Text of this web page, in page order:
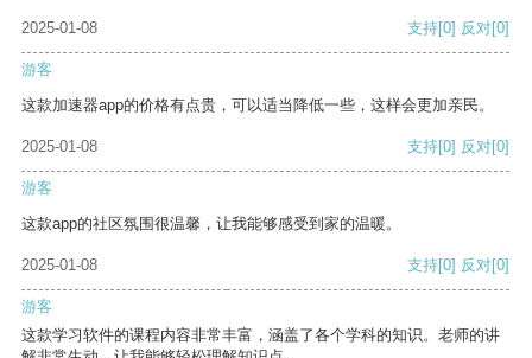
2025-01-08 支持[0] 反对[0]
游客
这款加速器app的价格有点贵，可以适当降低一些，这样会更加亲民。
2025-01-08 支持[0] 反对[0]
游客
这款app的社区氛围很温馨，让我能够感受到家的温暖。
2025-01-08 支持[0] 反对[0]
游客
这款学习软件的课程内容非常丰富，涵盖了各个学科的知识。老师的讲